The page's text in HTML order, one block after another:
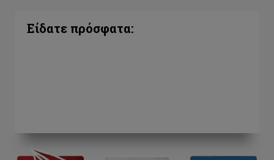
Είδατε πρόσφατα: